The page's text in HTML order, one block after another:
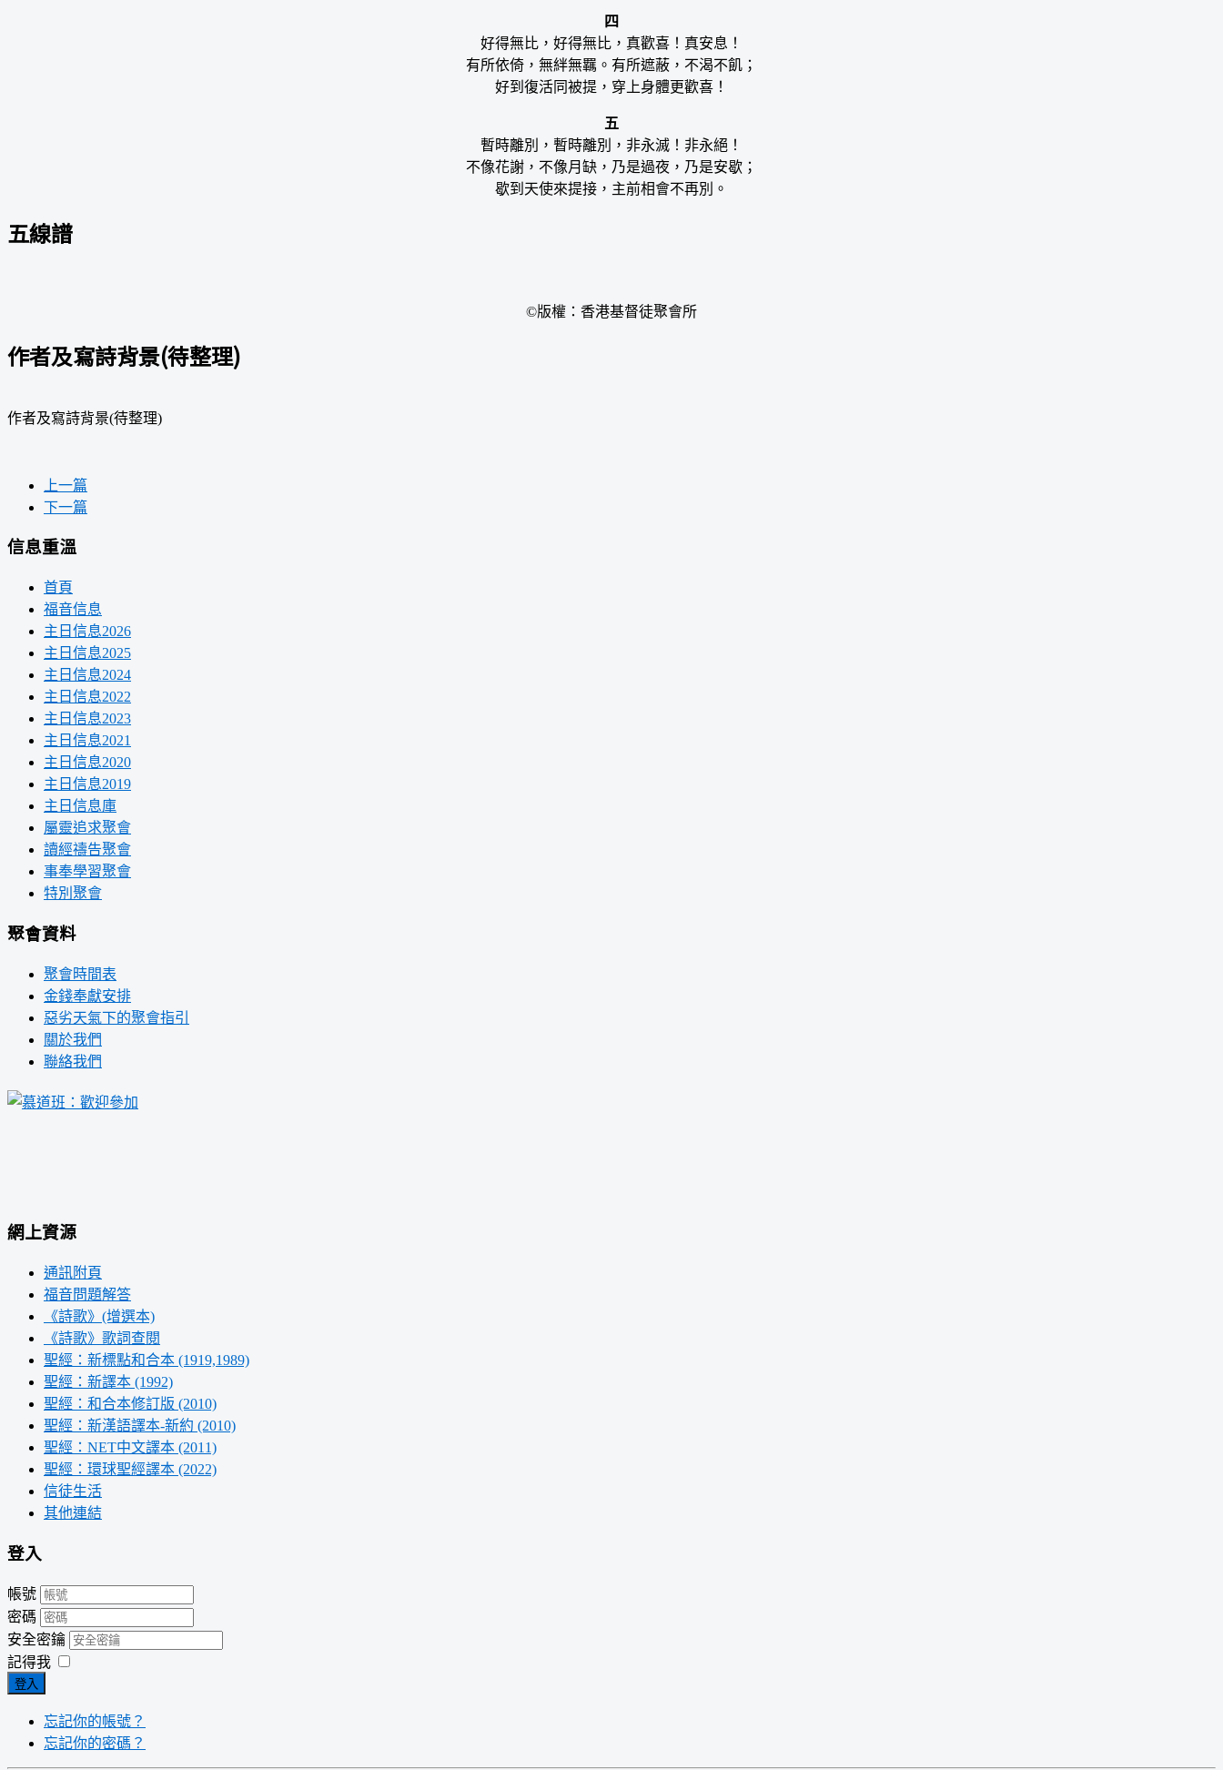
四
好得無比，好得無比，真歡喜！真安息！
有所依倚，無絆無羈。有所遮蔽，不渴不飢；
好到復活同被提，穿上身體更歡喜！
五
暫時離別，暫時離別，非永滅！非永絕！
不像花謝，不像月缺，乃是過夜，乃是安歇；
歇到天使來提接，主前相會不再別。
五線譜
©版權：香港基督徒聚會所
作者及寫詩背景(待整理)
作者及寫詩背景(待整理)
上一篇
下一篇
信息重溫
首頁
福音信息
主日信息2026
主日信息2025
主日信息2024
主日信息2022
主日信息2023
主日信息2021
主日信息2020
主日信息2019
主日信息庫
屬靈追求聚會
讀經禱告聚會
事奉學習聚會
特別聚會
聚會資料
聚會時間表
金錢奉獻安排
惡劣天氣下的聚會指引
關於我們
聯絡我們
網上資源
通訊附頁
福音問題解答
《詩歌》(增選本)
《詩歌》歌詞查閱
聖經：新標點和合本 (1919,1989)
聖經：新譯本 (1992)
聖經：和合本修訂版 (2010)
聖經：新漢語譯本-新約 (2010)
聖經：NET中文譯本 (2011)
聖經：環球聖經譯本 (2022)
信徒生活
其他連結
登入
帳號
密碼
安全密鑰
記得我
登入
忘記你的帳號？
忘記你的密碼？